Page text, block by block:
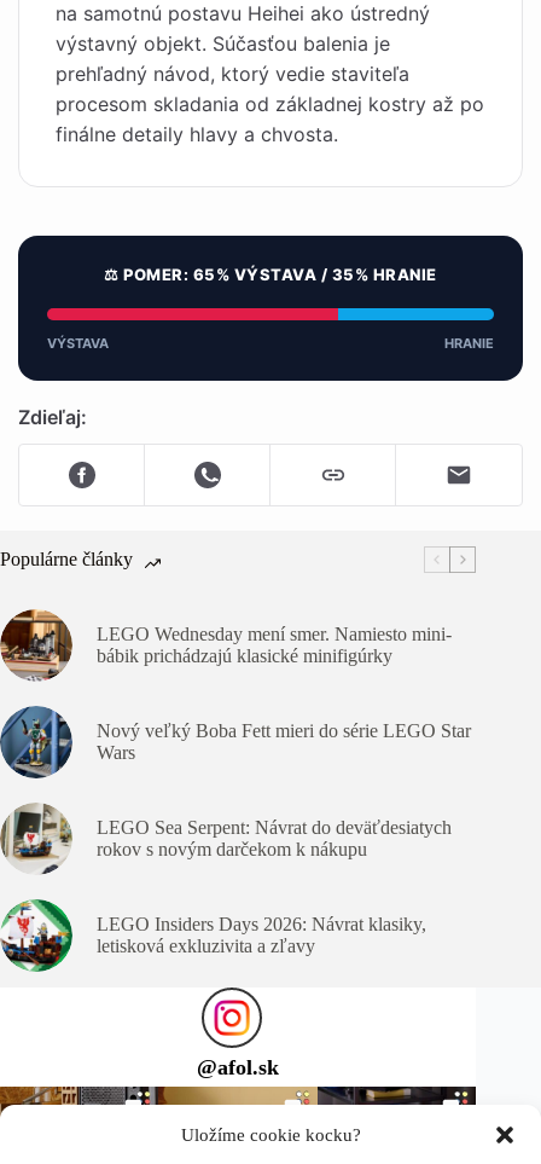
Uložíme cookie kocku?
na samotnú postavu Heihei ako ústredný
výstavný objekt. Súčasťou balenia je
prehľadný návod, ktorý vedie staviteľa
procesom skladania od základnej kostry až po
finálne detaily hlavy a chvosta.
⚖️ POMER: 65% VÝSTAVA / 35% HRANIE
VÝSTAVA HRANIE
Zdieľaj:
Populárne články
LEGO Wednesday mení smer. Namiesto mini-
bábik prichádzajú klasické minifigúrky
Nový veľký Boba Fett mieri do série LEGO Star
Wars
LEGO Sea Serpent: Návrat do deväťdesiatych
rokov s novým darčekom k nákupu
LEGO Insiders Days 2026: Návrat klasiky,
letisková exkluzivita a zľavy
@afol.sk